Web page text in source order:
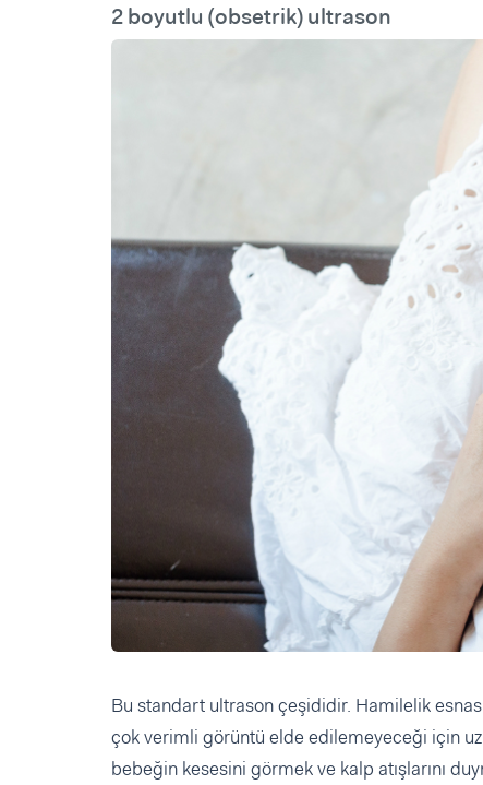
2 boyutlu (obsetrik) ultrason
Bu standart ultrason çeşididir. Hamilelik
çok verimli görüntü elde edilemeyeceği için
bebeğin kesesini görmek ve kalp atışlarını